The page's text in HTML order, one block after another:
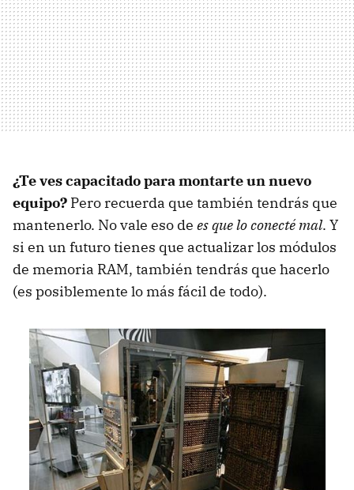
¿Te ves capacitado para montarte un nuevo
equipo? Pero recuerda que también tendrás que
mantenerlo. No vale eso de es que lo conecté mal. Y
si en un futuro tienes que actualizar los módulos
de memoria RAM, también tendrás que hacerlo
(es posiblemente lo más fácil de todo).